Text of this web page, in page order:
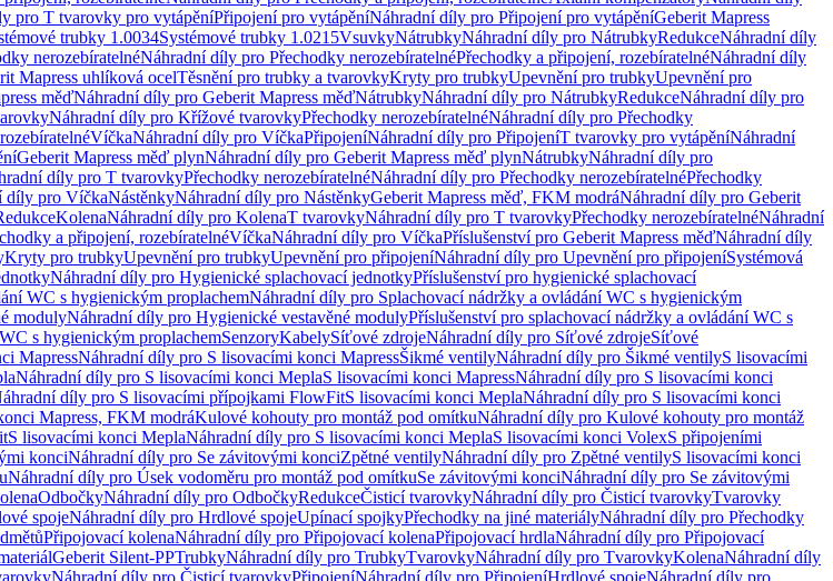
pro T tvarovky pro vytápěníPřipojení pro vytápěníNáhradní díly pro Připojení pro vytápěníGeberit Mapress
trubky 1.0034Systémové trubky 1.0215VsuvkyNátrubkyNáhradní díly pro NátrubkyRedukceNáhradní díly
nerozebíratelnéNáhradní díly pro Přechodky nerozebíratelnéPřechodky a připojení, rozebíratelnéNáhradní díly
Mapress uhlíková ocelTěsnění pro trubky a tvarovkyKryty pro trubkyUpevnění pro trubkyUpevnění pro
měďNáhradní díly pro Geberit Mapress měďNátrubkyNáhradní díly pro NátrubkyRedukceNáhradní díly pro
Náhradní díly pro Křížové tvarovkyPřechodky nerozebíratelnéNáhradní díly pro Přechodky
VíčkaNáhradní díly pro VíčkaPřipojeníNáhradní díly pro PřipojeníT tvarovky pro vytápěníNáhradní
Geberit Mapress měď plynNáhradní díly pro Geberit Mapress měď plynNátrubkyNáhradní díly pro
díly pro T tvarovkyPřechodky nerozebíratelnéNáhradní díly pro Přechodky nerozebíratelnéPřechodky
díly pro VíčkaNástěnkyNáhradní díly pro NástěnkyGeberit Mapress měď, FKM modráNáhradní díly pro Geberit
KolenaNáhradní díly pro KolenaT tvarovkyNáhradní díly pro T tvarovkyPřechodky nerozebíratelnéNáhradní
a připojení, rozebíratelnéVíčkaNáhradní díly pro VíčkaPříslušenství pro Geberit Mapress měďNáhradní díly
Kryty pro trubkyUpevnění pro trubkyUpevnění pro připojeníNáhradní díly pro Upevnění pro připojeníSystémová
Náhradní díly pro Hygienické splachovací jednotkyPříslušenství pro hygienické splachovací
WC s hygienickým proplachemNáhradní díly pro Splachovací nádržky a ovládání WC s hygienickým
modulyNáhradní díly pro Hygienické vestavěné modulyPříslušenství pro splachovací nádržky a ovládání WC s
s hygienickým proplachemSenzoryKabelySíťové zdrojeNáhradní díly pro Síťové zdrojeSíťové
MapressNáhradní díly pro S lisovacími konci MapressŠikmé ventilyNáhradní díly pro Šikmé ventilyS lisovacími
Náhradní díly pro S lisovacími konci MeplaS lisovacími konci MapressNáhradní díly pro S lisovacími konci
díly pro S lisovacími přípojkami FlowFitS lisovacími konci MeplaNáhradní díly pro S lisovacími konci
Mapress, FKM modráKulové kohouty pro montáž pod omítkuNáhradní díly pro Kulové kohouty pro montáž
S lisovacími konci MeplaNáhradní díly pro S lisovacími konci MeplaS lisovacími konci VolexS připojeními
konciNáhradní díly pro Se závitovými konciZpětné ventilyNáhradní díly pro Zpětné ventilyS lisovacími konci
Náhradní díly pro Úsek vodoměru pro montáž pod omítkuSe závitovými konciNáhradní díly pro Se závitovými
OdbočkyNáhradní díly pro OdbočkyRedukceČisticí tvarovkyNáhradní díly pro Čisticí tvarovkyTvarovky
spojeNáhradní díly pro Hrdlové spojeUpínací spojkyPřechodky na jiné materiályNáhradní díly pro Přechodky
Připojovací kolenaNáhradní díly pro Připojovací kolenaPřipojovací hrdlaNáhradní díly pro Připojovací
Geberit Silent-PPTrubkyNáhradní díly pro TrubkyTvarovkyNáhradní díly pro TvarovkyKolenaNáhradní díly
Náhradní díly pro Čisticí tvarovkyPřipojeníNáhradní díly pro PřipojeníHrdlové spojeNáhradní díly pro